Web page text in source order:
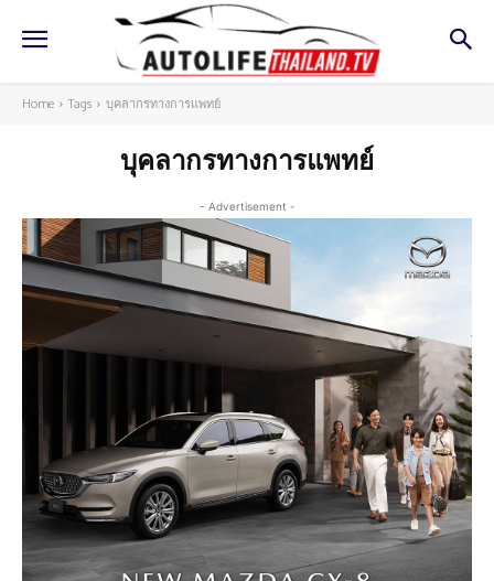
Home Tags บุคลากรทางการแพทย์
บุคลากรทางการแพทย์
- Advertisement -